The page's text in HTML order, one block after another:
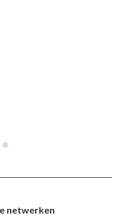
netwerken